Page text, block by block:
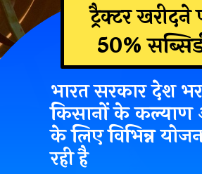
ट्रैक्टर खरीदने
50%
भारत सरकार देश
किसानों के कल्याण
के लिए विभिन्न
रही है